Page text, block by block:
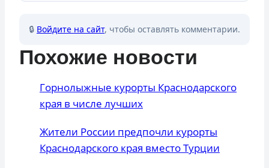
🔒 Войдите на сайт, чтобы оставлять комментарии.
Похожие новости
Горнолыжные курорты Краснодарского
края в числе лучших
Жители России предпочли курорты
Краснодарского края вместо Турции